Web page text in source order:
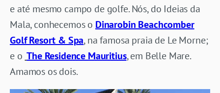
e até mesmo campo de golfe. Nós, do Ideias da
Mala, conhecemos o Dinarobin Beachcomber
Golf Resort & Spa, na famosa praia de Le Morne;
e o The Residence Mauritius, em Belle Mare.
Amamos os dois.